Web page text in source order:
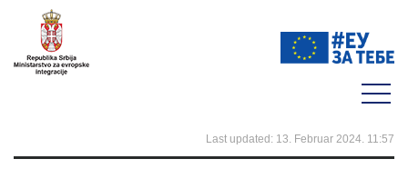
Last updated: 13. Februar 2024. 11:57